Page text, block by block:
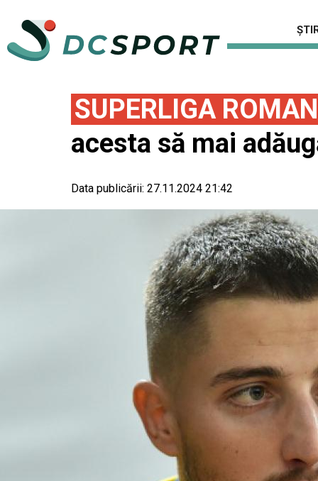
SUPERLIGA
acesta să mai
Data publicării: 27.11.2024 21:42